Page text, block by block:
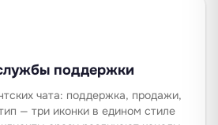
поддержки
чата: поддержка, продажи,
— три иконки в едином стиле